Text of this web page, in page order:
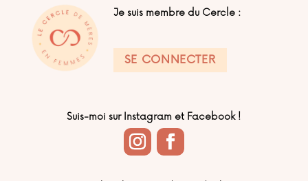
Je suis membre du Cercle :
SE CONNECTER
Suis-moi sur Instagram et Facebook !